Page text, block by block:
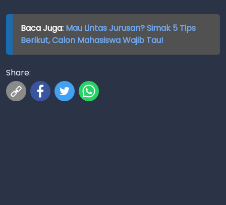
Baca Juga: Mau Lintas Jurusan? Simak 5 Tips
Berikut, Calon Mahasiswa Wajib Tau!
Share: